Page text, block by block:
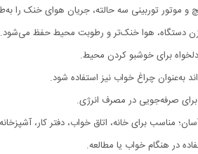
و موتور توربینی سه حالته، جریان هوای خنک را
دستگاه، هوا خنک‌تر و رطوبت محیط حفظ می‌شود.
برای خوشبو کردن محیط.
به‌عنوان چراغ خواب نیز استفاده شود.
صرفه‌جویی در مصرف انرژی.
مناسب برای خانه، اتاق خواب، دفتر کار،
در هنگام خواب یا مطالعه.